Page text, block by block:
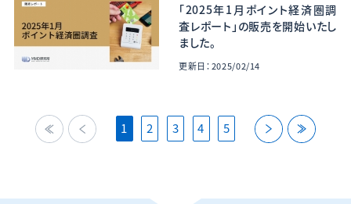
「2025年1月ポイント経済圏調
査レポート」の販売を開始いたし
ました。
更新日：2025/02/14
back back1 2 3 4 5 next last